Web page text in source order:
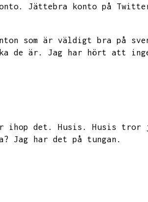
Jättebra konto på
som är väldigt bra på
de är. Jag har hört att
ihop det. Husis. Husis tror
Jag har det på tungan.